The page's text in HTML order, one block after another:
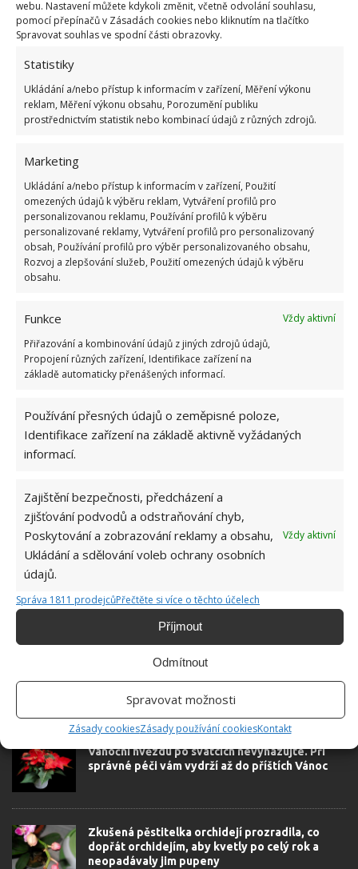
webu. Nastavení můžete kdykoli změnit, včetně odvolání souhlasu,
pomocí přepínačů v Zásadách cookies nebo kliknutím na tlačítko
Spravovat souhlas ve spodní části obrazovky.
Statistiky
Ukládání a/nebo přístup k informacím v zařízení, Měření výkonu
reklam, Měření výkonu obsahu, Porozumění publiku
prostřednictvím statistik nebo kombinací údajů z různých zdrojů.
Marketing
Ukládání a/nebo přístup k informacím v zařízení, Použití
omezených údajů k výběru reklam, Vytváření profilů pro
personalizovanou reklamu, Používání profilů k výběru
personalizované reklamy, Vytváření profilů pro personalizovaný
obsah, Používání profilů pro výběr personalizovaného obsahu,
Rozvoj a zlepšování služeb, Použití omezených údajů k výběru
obsahu.
Funkce
Vždy aktivní
Přiřazování a kombinování údajů z jiných zdrojů údajů,
Propojení různých zařízení, Identifikace zařízení na
základě automaticky přenášených informací.
Používání přesných údajů o zeměpisné poloze,
Identifikace zařízení na základě aktivně vyžádaných
informací.
Zajištění bezpečnosti, předcházení a
zjišťování podvodů a odstraňování chyb,
Poskytování a zobrazování reklamy a obsahu,
Ukládání a sdělování voleb ochrany osobních
údajů.
Vždy aktivní
Správa 1811 prodejcůPřečtěte si více o těchto účelech
Příjmout
Odmítnout
Spravovat možnosti
Zásady cookiesZásady používání cookiesKontakt
OKURKY PĚSTOVÁNÍ RAJČATA
Přidejte svůj názor
KOMENTOVAT
Jiří Kolář
možné najít v j...
Díky dodání živin již při výsadbě porostou
rostliny bleskurychlým tempem. Použijte
hnojivo z kuchyně
Vánoční hvězdu po svátcích nevyhazujte. Při
správné péči vám vydrží až do příštích Vánoc
Zkušená pěstitelka orchidejí prozradila, co
dopřát orchidejím, aby kvetly po celý rok a
neopadávaly jim pupeny